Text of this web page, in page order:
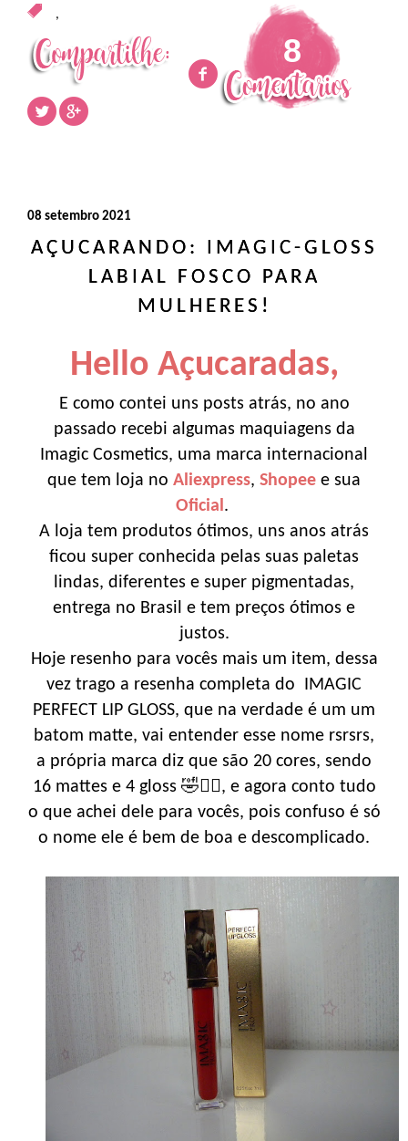
,
8
08 setembro 2021
AÇUCARANDO: IMAGIC-GLOSS
LABIAL FOSCO PARA
MULHERES!
Hello Açucaradas,
E como contei uns posts atrás, no ano
passado recebi algumas maquiagens da
Imagic Cosmetics, uma marca internacional
que tem loja no Aliexpress, Shopee e sua
Oficial .
A loja tem produtos ótimos, uns anos atrás
ficou super conhecida pelas suas paletas
lindas, diferentes e super pigmentadas,
entrega no Brasil e tem preços ótimos e
justos.
Hoje resenho para vocês mais um item, dessa
vez trago a resenha completa do IMAGIC
PERFECT LIP GLOSS, que na verdade é um um
batom matte, vai entender esse nome rsrsrs,
a própria marca diz que são 20 cores, sendo
16 mattes e 4 gloss 🤣🤦‍♀️, e agora conto tudo
o que achei dele para vocês, pois confuso é só
o nome ele é bem de boa e descomplicado.